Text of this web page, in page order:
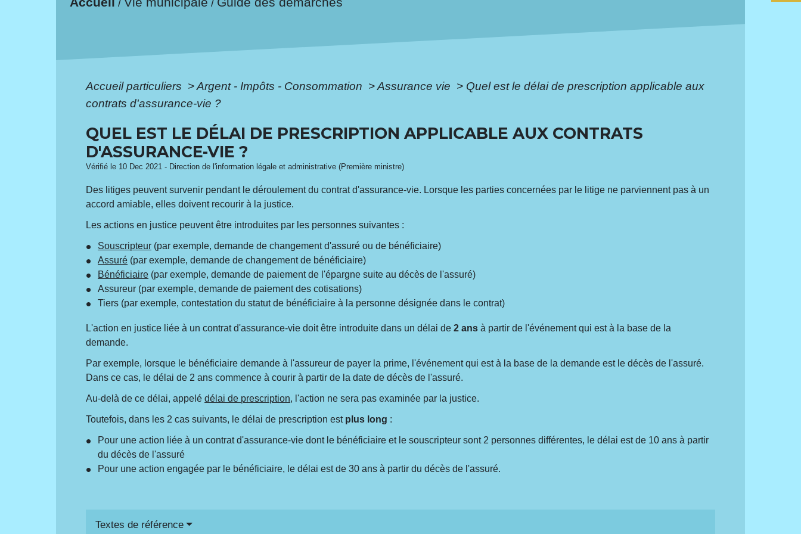
/ /
Accueil particuliers >Argent - Impôts - Consommation >Assurance vie > Quel est le délai de prescription applicable aux
contrats d'assurance-vie ?
QUEL EST LE DÉLAI DE PRESCRIPTION APPLICABLE AUX CONTRATS
D'ASSURANCE-VIE ?
Vérifié le 10 Dec 2021 - Direction de l'information légale et administrative (Première ministre)
Des litiges peuvent survenir pendant le déroulement du contrat d'assurance-vie. Lorsque les parties concernées par le litige ne parviennent pas à un
accord amiable, elles doivent recourir à la justice.
Les actions en justice peuvent être introduites par les personnes suivantes :
Souscripteur (par exemple, demande de changement d'assuré ou de bénéficiaire)
Assuré (par exemple, demande de changement de bénéficiaire)
Bénéficiaire (par exemple, demande de paiement de l'épargne suite au décès de l'assuré)
Assureur (par exemple, demande de paiement des cotisations)
Tiers (par exemple, contestation du statut de bénéficiaire à la personne désignée dans le contrat)
L'action en justice liée à un contrat d'assurance-vie doit être introduite dans un délai de2 ans à partir de l'événement qui est à la base de la
demande.
Par exemple, lorsque le bénéficiaire demande à l'assureur de payer la prime, l'événement qui est à la base de la demande est le décès de l'assuré.
Dans ce cas, le délai de 2 ans commence à courir à partir de la date de décès de l'assuré.
Au-delà de ce délai, appelédélai de prescription, l'action ne sera pas examinée par la justice.
Toutefois, dans les 2 cas suivants, le délai de prescription est plus long :
Pour une action liée à un contrat d'assurance-vie dont le bénéficiaire et le souscripteur sont 2 personnes différentes, le délai est de 10 ans à partir
du décès de l'assuré
Pour une action engagée par le bénéficiaire, le délai est de 30 ans à partir du décès de l'assuré.
Textes de référence